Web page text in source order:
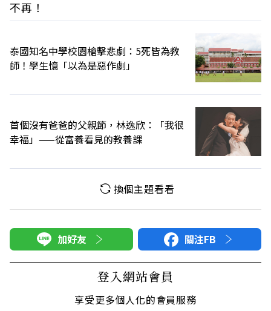
不再！
泰國知名中學校園槍擊悲劇：5死皆為教
師！學生憶「以為是惡作劇」
首個沒有爸爸的父親節，林逸欣：「我很
幸福」——從富養看見的教養課
換個主題看看
加好友 關注FB
登入網站會員
享受更多個人化的會員服務